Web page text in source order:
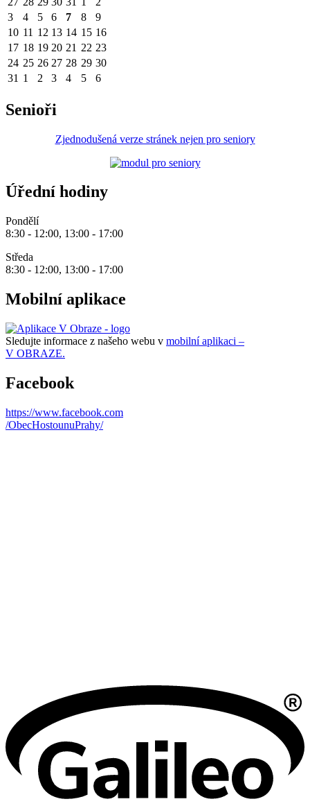
3
4 5 6 7 8
9
10 11 12 13 14 15 16
17 18 19 20 21 22 23
24 25 26 27 28 29 30
31 1 2 3 4 5 6
Senioři
Zjednodušená verze stránek nejen pro seniory
Úřední hodiny
Pondělí
8:30 - 12:00, 13:00 - 17:00
Středa
8:30 - 12:00, 13:00 - 17:00
Mobilní aplikace
Sledujte informace z našeho webu v mobilní aplikaci –
V OBRAZE.
Facebook
https://www.facebook.com
/ObecHostounuPrahy/